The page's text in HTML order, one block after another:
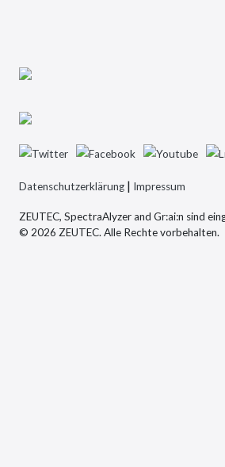
Datenschutzerklärung | Impressum
ZEUTEC, SpectraAlyzer and Gr:ai:n sind
© 2026 ZEUTEC. Alle Rechte vorbehalten.